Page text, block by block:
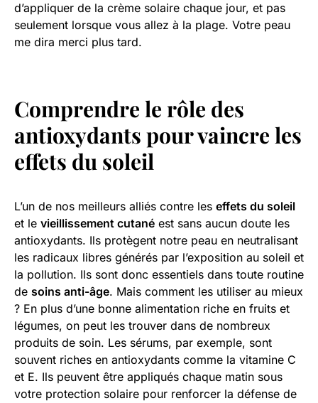
d’appliquer de la crème solaire chaque jour, et pas
seulement lorsque vous allez à la plage. Votre peau
me dira merci plus tard.
Comprendre le rôle des
antioxydants pour vaincre les
effets du soleil
L’un de nos meilleurs alliés contre les effets du soleil
et le vieillissement cutané est sans aucun doute les
antioxydants. Ils protègent notre peau en neutralisant
les radicaux libres générés par l’exposition au soleil et
la pollution. Ils sont donc essentiels dans toute routine
de soins anti-âge. Mais comment les utiliser au mieux
? En plus d’une bonne alimentation riche en fruits et
légumes, on peut les trouver dans de nombreux
produits de soin. Les sérums, par exemple, sont
souvent riches en antioxydants comme la vitamine C
et E. Ils peuvent être appliqués chaque matin sous
votre protection solaire pour renforcer la défense de